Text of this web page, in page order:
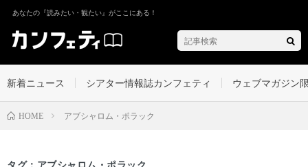
あなたの『読みたい・観たい』がここにある！
新着ニュース シアター情報誌カンフェティ ウェブマガジン
HOME アブシャロム・ポラック